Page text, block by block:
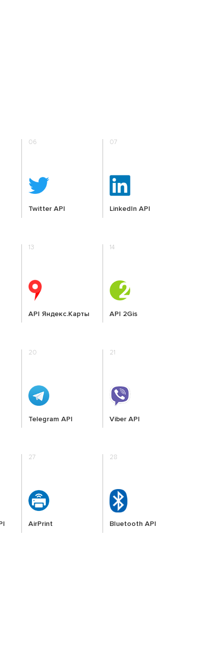
06
Twitter API
07
LinkedIn API
13
API Яндекс.Карты
14
API 2Gis
20
Telegram API
21
Viber API
27
AirPrint
28
Bluetooth API